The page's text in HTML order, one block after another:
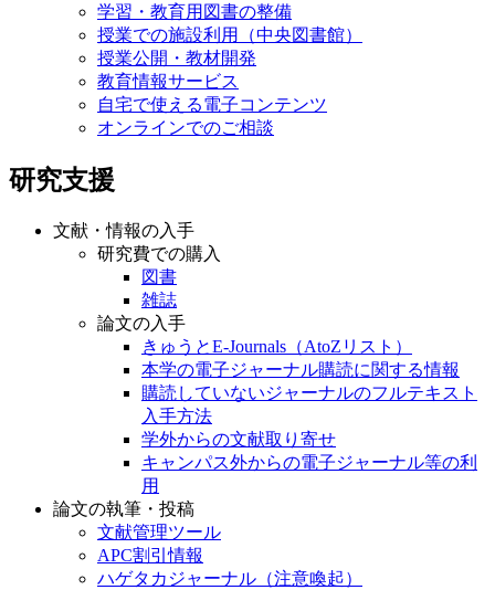
学習・教育用図書の整備
授業での施設利用（中央図書館）
授業公開・教材開発
教育情報サービス
自宅で使える電子コンテンツ
オンラインでのご相談
研究支援
文献・情報の入手
研究費での購入
図書
雑誌
論文の入手
きゅうとE-Journals（AtoZリスト）
本学の電子ジャーナル購読に関する情報
購読していないジャーナルのフルテキスト
入手方法
学外からの文献取り寄せ
キャンパス外からの電子ジャーナル等の利
用
論文の執筆・投稿
文献管理ツール
APC割引情報
ハゲタカジャーナル（注意喚起）